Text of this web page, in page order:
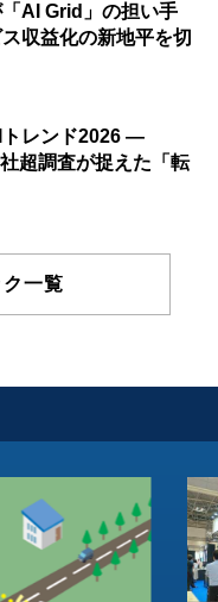
AI Grid」の担い手
収益化の新地平を切
レンド2026 ―
超調査が捉えた「転
一覧